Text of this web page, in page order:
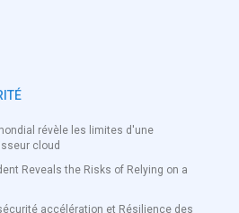
révèle les limites d'une
cloud
Reveals the Risks of Relying on a
accélération et Résilience des